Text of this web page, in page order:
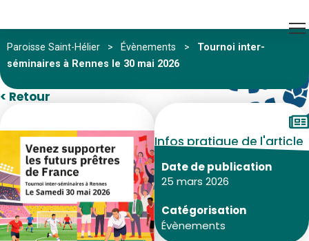
Paroisse Saint-Hélier > Évènements >
Tournoi inter-
séminaires à Rennes le 30 mai 2026
< Retour
Infos pratique de l'article
Date de publication
25 mars 2026
Catégorisation
Évènements